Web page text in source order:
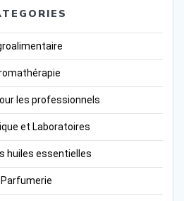
les professionnels
et Laboratoires
huiles essentielles
Parfumerie